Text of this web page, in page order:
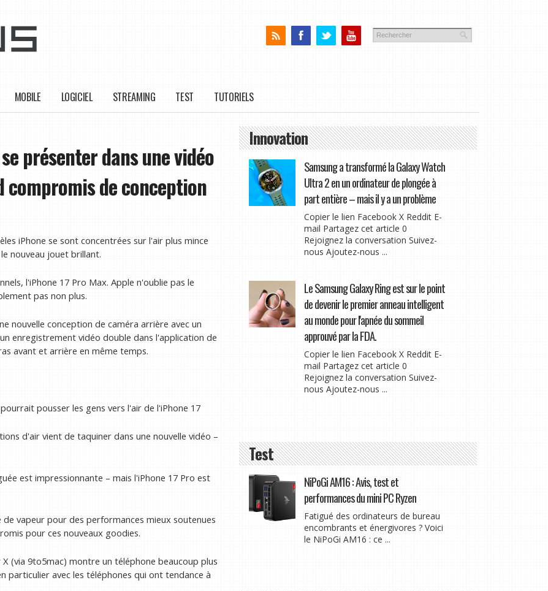
MOBILE LOGICIEL STREAMING TEST TUTORIELS
présenter dans une vidéo
de conception
iPhone se sont concentrées sur l'air plus mince
nouveau jouet brillant.
l'iPhone 17 Pro Max. Apple n'oublie pas le
pas non plus.
nouvelle conception de caméra arrière avec un
enregistrement vidéo double dans l'application de
avant et arrière en même temps.
pousser les gens vers l'air de l'iPhone 17
d'air vient de taquiner dans une nouvelle vidéo –
est impressionnante – mais l'iPhone 17 Pro est
vapeur pour des performances mieux soutenues
pour ces nouveaux goodies.
(via 9to5mac) montre un téléphone beaucoup plus
particulier avec les téléphones qui ont tendance à
Innovation
Samsung a transformé la Galaxy Watch
Ultra 2 en un ordinateur de plongée à
part entière – mais il y a un problème
Copier le lien Facebook X Reddit E-
mail Partagez cet article 0
Rejoignez la conversation Suivez-
nous Ajoutez-nous ...
Le Samsung Galaxy Ring est sur le point
de devenir le premier anneau intelligent
au monde pour l'apnée du sommeil
approuvé par la FDA.
Copier le lien Facebook X Reddit E-
mail Partagez cet article 0
Rejoignez la conversation Suivez-
nous Ajoutez-nous ...
Test
NiPoGi AM16 : Avis, test et
performances du mini PC Ryzen
Fatigué des ordinateurs de bureau
encombrants et énergivores ? Voici
le NiPoGi AM16 : ce ...